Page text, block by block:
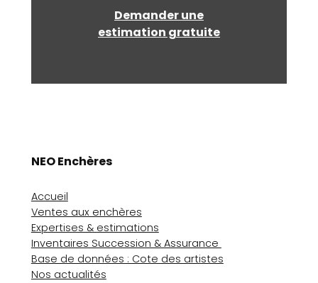
Demander une
estimation gratuite
NEO Enchères
Accueil
Ventes aux enchères
Expertises & estimations
Inventaires Succession & Assurance
Base de données : Cote des artistes
Nos actualités